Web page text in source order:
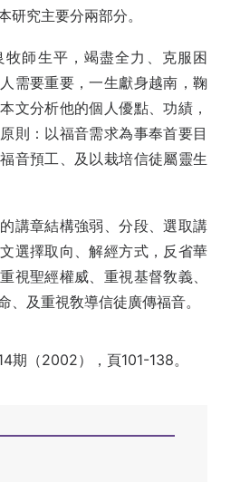
研究主要分兩部分。
師生平，竭盡全力、克服困
需要重要，一生獻身越南，鞠
文分析他的個人優點、功績，
則：以福音需求為事奉首要目
音預工、及以栽培信徒屬靈生
講章結構強弱、分段、選取講
選擇取向、解經方式，反省華
視聖經權威、重視基督敎義、
、及重視敎導信徒廣傳福音。
期（2002），頁101-138。